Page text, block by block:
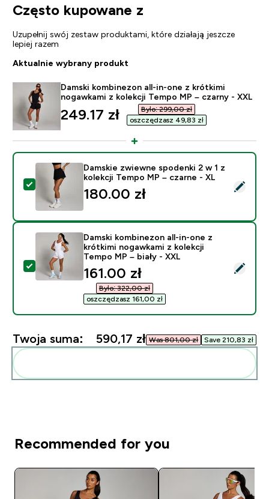
Często kupowane z
Uzupełnij swój zestaw produktami, które działają jeszcze
lepiej razem
Aktualnie wybrany produkt
Damski kombinezon all-in-one z krótkimi
nogawkami z kolekcji Tempo MP – czarny - XXL
discounted price
249.17 zł‎
Było: 299,00 zł‎
oszczędzasz 49,83 zł‎
Wybierz ten produkt - Damskie zwiewne spodenki 2
Damskie zwiewne spodenki 2 w 1 z
kolekcji Tempo MP – czarne - XL
180.00 zł‎
Wybierz ten produkt - Damski kombinezon all-in-one
Damski kombinezon all-in-one z
krótkimi nogawkami z kolekcji
Tempo MP – biały - XXL
discounted price
161.00 zł‎
Było: 322,00 zł‎
oszczędzasz 161,00 zł‎
Twoja suma: 590,17 zł‎ Was 801,00 zł‎ Save 210,83 zł‎
Recommended for you